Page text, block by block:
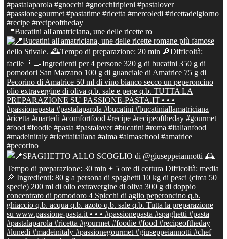
📍Bucatini all'amatriciana, une delle ricette ro